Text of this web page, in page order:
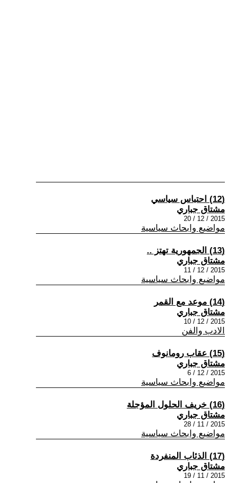
(12) احتباس سياسي
مشتاق جباري
2015 / 12 / 20
مواضيع وابحاث سياسية
(13) الجمهورية تهتز ..
مشتاق جباري
2015 / 12 / 11
مواضيع وابحاث سياسية
(14) موعد مع القمر
مشتاق جباري
2015 / 12 / 10
الادب والفن
(15) عقاب رومانوف
مشتاق جباري
2015 / 12 / 6
مواضيع وابحاث سياسية
(16) خريف الحلول المؤجلة
مشتاق جباري
2015 / 11 / 28
مواضيع وابحاث سياسية
(17) الذئاب المنفردة
مشتاق جباري
2015 / 11 / 19